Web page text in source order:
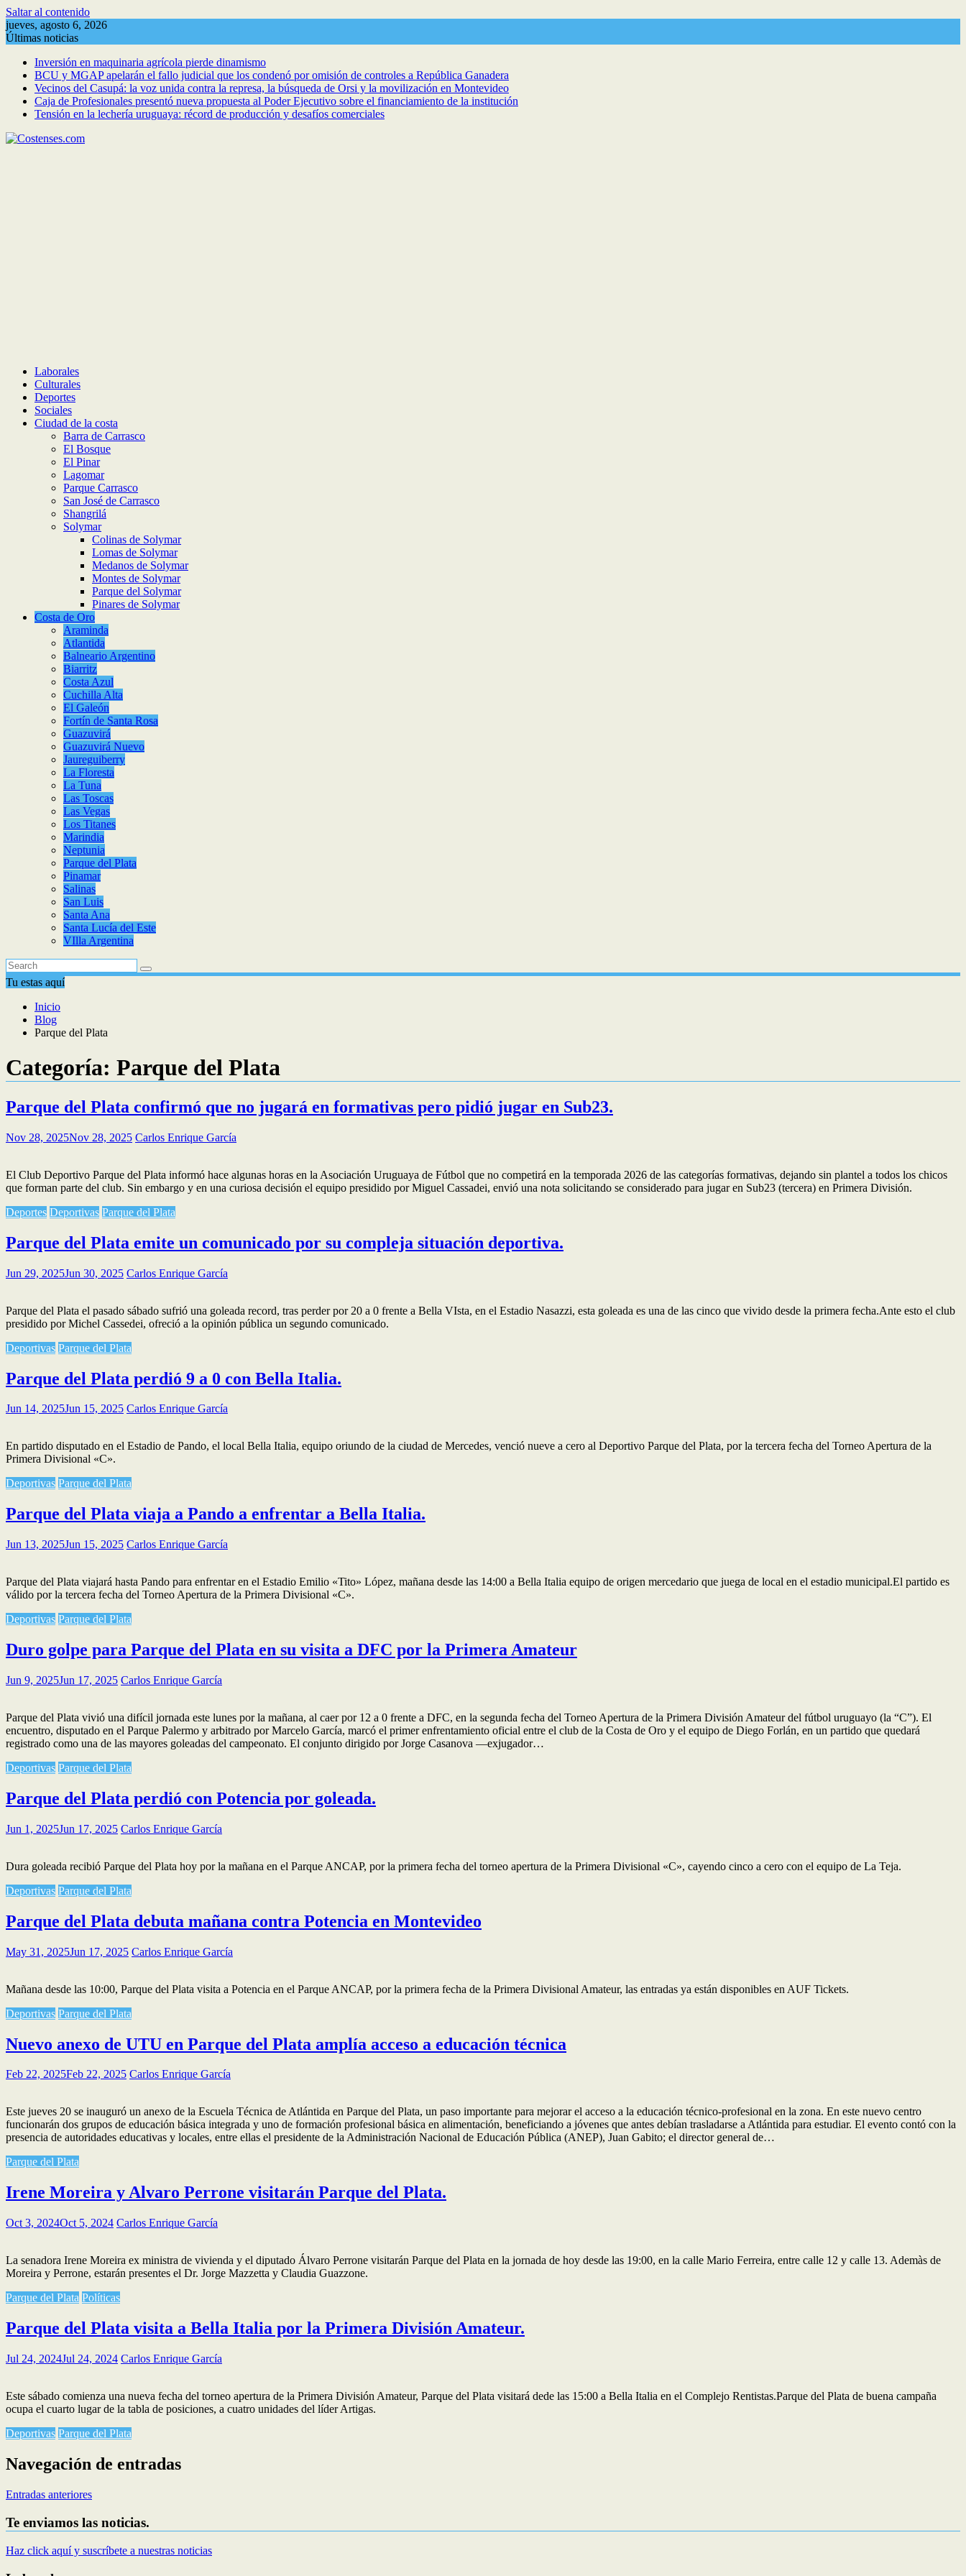
Saltar al contenido
jueves, agosto 6, 2026
Últimas noticias
Inversión en maquinaria agrícola pierde dinamismo
BCU y MGAP apelarán el fallo judicial que los condenó por omisión de controles a República Ganadera
Vecinos del Casupá: la voz unida contra la represa, la búsqueda de Orsi y la movilización en Montevideo
Caja de Profesionales presentó nueva propuesta al Poder Ejecutivo sobre el financiamiento de la institución
Tensión en la lechería uruguaya: récord de producción y desafíos comerciales
Laborales
Culturales
Deportes
Sociales
Ciudad de la costa
Barra de Carrasco
El Bosque
El Pinar
Lagomar
Parque Carrasco
San José de Carrasco
Shangrilá
Solymar
Colinas de Solymar
Lomas de Solymar
Medanos de Solymar
Montes de Solymar
Parque del Solymar
Pinares de Solymar
Costa de Oro
Araminda
Atlantida
Balneario Argentino
Biarritz
Costa Azul
Cuchilla Alta
El Galeón
Fortín de Santa Rosa
Guazuvirá
Guazuvirá Nuevo
Jaureguiberry
La Floresta
La Tuna
Las Toscas
Las Vegas
Los Titanes
Marindia
Neptunia
Parque del Plata
Pinamar
Salinas
San Luis
Santa Ana
Santa Lucía del Este
VIlla Argentina
Tu estas aquí
Inicio
Blog
Parque del Plata
Categoría: Parque del Plata
Parque del Plata confirmó que no jugará en formativas pero pidió jugar en Sub23.
Nov 28, 2025Nov 28, 2025 Carlos Enrique García
El Club Deportivo Parque del Plata informó hace algunas horas en la Asociación Uruguaya de Fútbol que no competirá en la temporada 2026 de las categorías formativas, dejando sin plantel a todos los chicos
que forman parte del club. Sin embargo y en una curiosa decisión el equipo presidido por Miguel Cassadei, envió una nota solicitando se considerado para jugar en Sub23 (tercera) en Primera División.
Deportes Deportivas Parque del Plata
Parque del Plata emite un comunicado por su compleja situación deportiva.
Jun 29, 2025Jun 30, 2025 Carlos Enrique García
Parque del Plata el pasado sábado sufrió una goleada record, tras perder por 20 a 0 frente a Bella VIsta, en el Estadio Nasazzi, esta goleada es una de las cinco que vivido desde la primera fecha.Ante esto el club
presidido por Michel Cassedei, ofreció a la opinión pública un segundo comunicado.
Deportivas Parque del Plata
Parque del Plata perdió 9 a 0 con Bella Italia.
Jun 14, 2025Jun 15, 2025 Carlos Enrique García
En partido disputado en el Estadio de Pando, el local Bella Italia, equipo oriundo de la ciudad de Mercedes, venció nueve a cero al Deportivo Parque del Plata, por la tercera fecha del Torneo Apertura de la
Primera Divisional «C».
Deportivas Parque del Plata
Parque del Plata viaja a Pando a enfrentar a Bella Italia.
Jun 13, 2025Jun 15, 2025 Carlos Enrique García
Parque del Plata viajará hasta Pando para enfrentar en el Estadio Emilio «Tito» López, mañana desde las 14:00 a Bella Italia equipo de origen mercedario que juega de local en el estadio municipal.El partido es
válido por la tercera fecha del Torneo Apertura de la Primera Divisional «C».
Deportivas Parque del Plata
Duro golpe para Parque del Plata en su visita a DFC por la Primera Amateur
Jun 9, 2025Jun 17, 2025 Carlos Enrique García
Parque del Plata vivió una difícil jornada este lunes por la mañana, al caer por 12 a 0 frente a DFC, en la segunda fecha del Torneo Apertura de la Primera División Amateur del fútbol uruguayo (la “C”). El
encuentro, disputado en el Parque Palermo y arbitrado por Marcelo García, marcó el primer enfrentamiento oficial entre el club de la Costa de Oro y el equipo de Diego Forlán, en un partido que quedará
registrado como una de las mayores goleadas del campeonato. El conjunto dirigido por Jorge Casanova —exjugador…
Deportivas Parque del Plata
Parque del Plata perdió con Potencia por goleada.
Jun 1, 2025Jun 17, 2025 Carlos Enrique García
Dura goleada recibió Parque del Plata hoy por la mañana en el Parque ANCAP, por la primera fecha del torneo apertura de la Primera Divisional «C», cayendo cinco a cero con el equipo de La Teja.
Deportivas Parque del Plata
Parque del Plata debuta mañana contra Potencia en Montevideo
May 31, 2025Jun 17, 2025 Carlos Enrique García
Mañana desde las 10:00, Parque del Plata visita a Potencia en el Parque ANCAP, por la primera fecha de la Primera Divisional Amateur, las entradas ya están disponibles en AUF Tickets.
Deportivas Parque del Plata
Nuevo anexo de UTU en Parque del Plata amplía acceso a educación técnica
Feb 22, 2025Feb 22, 2025 Carlos Enrique García
Este jueves 20 se inauguró un anexo de la Escuela Técnica de Atlántida en Parque del Plata, un paso importante para mejorar el acceso a la educación técnico-profesional en la zona. En este nuevo centro
funcionarán dos grupos de educación básica integrada y uno de formación profesional básica en alimentación, beneficiando a jóvenes que antes debían trasladarse a Atlántida para estudiar. El evento contó con la
presencia de autoridades educativas y locales, entre ellas el presidente de la Administración Nacional de Educación Pública (ANEP), Juan Gabito; el director general de…
Parque del Plata
Irene Moreira y Alvaro Perrone visitarán Parque del Plata.
Oct 3, 2024Oct 5, 2024 Carlos Enrique García
La senadora Irene Moreira ex ministra de vivienda y el diputado Álvaro Perrone visitarán Parque del Plata en la jornada de hoy desde las 19:00, en la calle Mario Ferreira, entre calle 12 y calle 13. Ademàs de
Moreira y Perrone, estarán presentes el Dr. Jorge Mazzetta y Claudia Guazzone.
Parque del Plata Políticas
Parque del Plata visita a Bella Italia por la Primera División Amateur.
Jul 24, 2024Jul 24, 2024 Carlos Enrique García
Este sábado comienza una nueva fecha del torneo apertura de la Primera División Amateur, Parque del Plata visitará dede las 15:00 a Bella Italia en el Complejo Rentistas.Parque del Plata de buena campaña
ocupa el cuarto lugar de la tabla de posiciones, a cuatro unidades del líder Artigas.
Deportivas Parque del Plata
Navegación de entradas
Entradas anteriores
Te enviamos las noticias.
Haz click aquí y suscríbete a nuestras noticias